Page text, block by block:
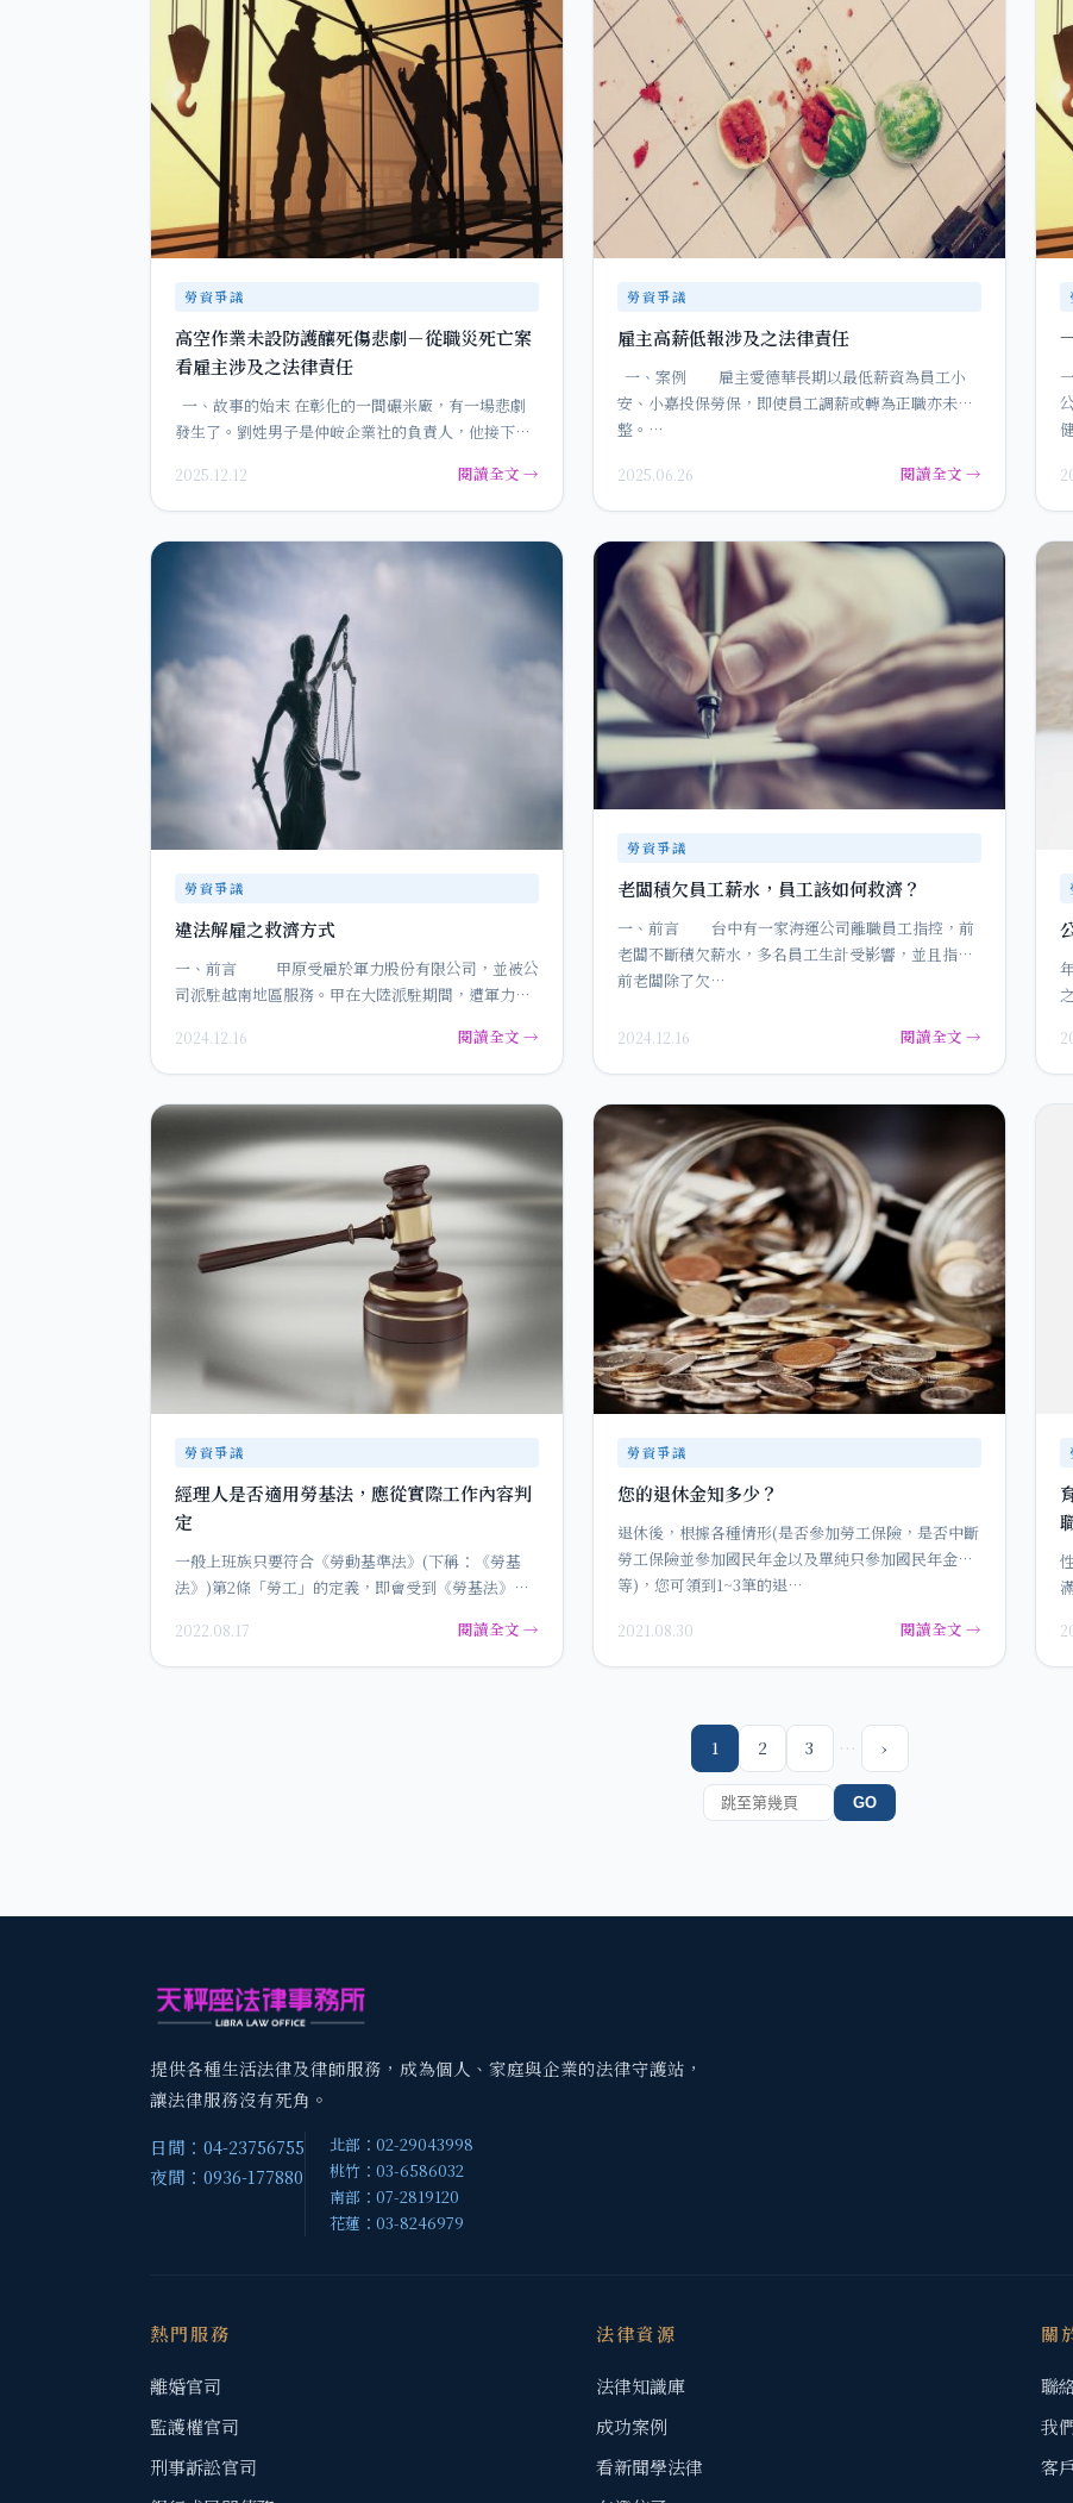
勞資爭議
高空作業未設防護釀死傷悲劇－從職災死亡案
看雇主涉及之法律責任
一、故事的始末 在彰化的一間碾米廠，有一場悲劇
發生了。劉姓男子是仲峖企業社的負責人，他接下了
2025.12.12 閱讀全文 →
勞資爭議
雇主高薪低報涉及之法律責任
一、案例 雇主愛德華長期以最低薪資為員工小
安、小嘉投保勞保，即使員工調薪或轉為正職亦未調
整。…
2025.06.26 閱讀全文 →
勞資爭議
違法解雇之救濟方式
一、前言 甲原受雇於軍力股份有限公司，並被公
司派駐越南地區服務。甲在大陸派駐期間，遭軍力股
2024.12.16 閱讀全文 →
勞資爭議
老闆積欠員工薪水，員工該如何救濟？
一、前言 台中有一家海運公司離職員工指控，前
老闆不斷積欠薪水，多名員工生計受影響，並且指控
前老闆除了欠…
2024.12.16 閱讀全文 →
勞資爭議
經理人是否適用勞基法，應從實際工作內容判
定
一般上班族只要符合《勞動基準法》(下稱：《勞基
法》)第2條「勞工」的定義，即會受到《勞基法》相
2022.08.17 閱讀全文 →
勞資爭議
您的退休金知多少？
退休後，根據各種情形(是否參加勞工保險，是否中斷
勞工保險並參加國民年金以及單純只參加國民年金等
等)，您可領到1~3筆的退…
2021.08.30 閱讀全文 →
1 2 3 … ›
GO
提供各種生活法律及律師服務，成為個人、家庭與企業的法律守護站，
讓法律服務沒有死角。
日間：04-23756755
夜間：0936-177880
北部：02-29043998
桃竹：03-6586032
南部：07-2819120
花蓮：03-8246979
熱門服務
離婚官司
監護權官司
刑事訴訟官司
法律資源
法律知識庫
成功案例
看新聞學法律
關
聯
我
客